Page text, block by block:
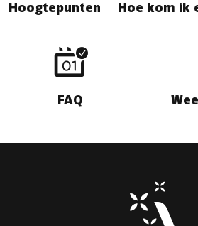
Hoogtepunten Hoe kom ik
FAQ